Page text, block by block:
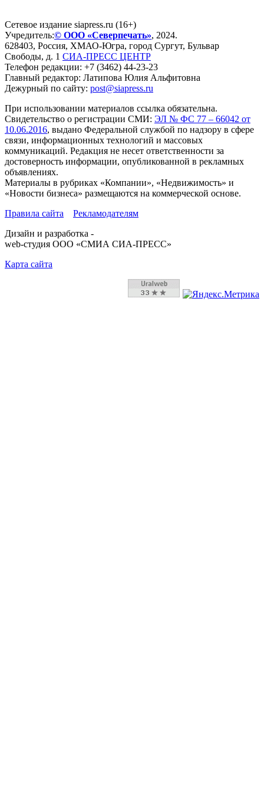
Сетевое издание siapress.ru (16+)
Учредитель:© ООО «Северпечать», 2024.
628403, Россия, ХМАО-Югра, город Сургут, Бульвар
Свободы, д. 1 СИА-ПРЕСС ЦЕНТР
Телефон редакции: +7 (3462) 44-23-23
Главный редактор: Латипова Юлия Альфитовна
Дежурный по сайту: post@siapress.ru
При использовании материалов ссылка обязательна.
Свидетельство о регистрации СМИ: ЭЛ № ФС 77 – 66042 от
10.06.2016, выдано Федеральной службой по надзору в сфере
связи, информационных технологий и массовых
коммуникаций. Редакция не несет ответственности за
достоверность информации, опубликованной в рекламных
объявлениях.
Материалы в рубриках «Компании», «Недвижимость» и
«Новости бизнеса» размещаются на коммерческой основе.
Правила сайта
Рекламодателям
Дизайн и разработка -
web-студия ООО «СМИА СИА-ПРЕСС»
Карта сайта